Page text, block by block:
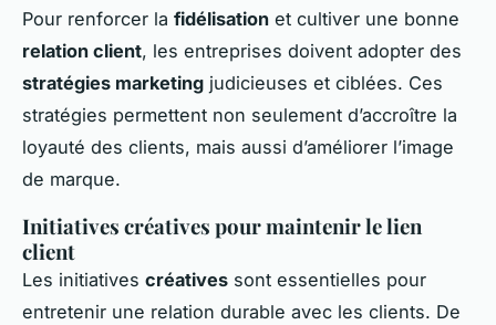
Pour renforcer la fidélisation et cultiver une bonne
relation client, les entreprises doivent adopter des
stratégies marketing judicieuses et ciblées. Ces
stratégies permettent non seulement d’accroître la
loyauté des clients, mais aussi d’améliorer l’image
de marque.
Initiatives créatives pour maintenir le lien
client
Les initiatives créatives sont essentielles pour
entretenir une relation durable avec les clients. De